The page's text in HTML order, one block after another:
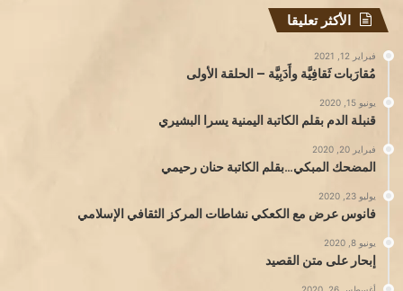
الأكثر تعليقا
فبراير 12, 2021
مُقارَبات ثَقافِيَّة وأَدَبِيَّة – الحلقة الأولى
يونيو 15, 2020
قنبلة الدم بقلم الكاتبة اليمنية يسرا البشيري
فبراير 20, 2020
المضحك المبكي…بقلم الكاتبة حنان رحيمي
يوليو 23, 2020
فانوس عرض مع الكعكي نشاطات المركز الثقافي الإسلامي
يونيو 8, 2020
إبحار على متن القصيد